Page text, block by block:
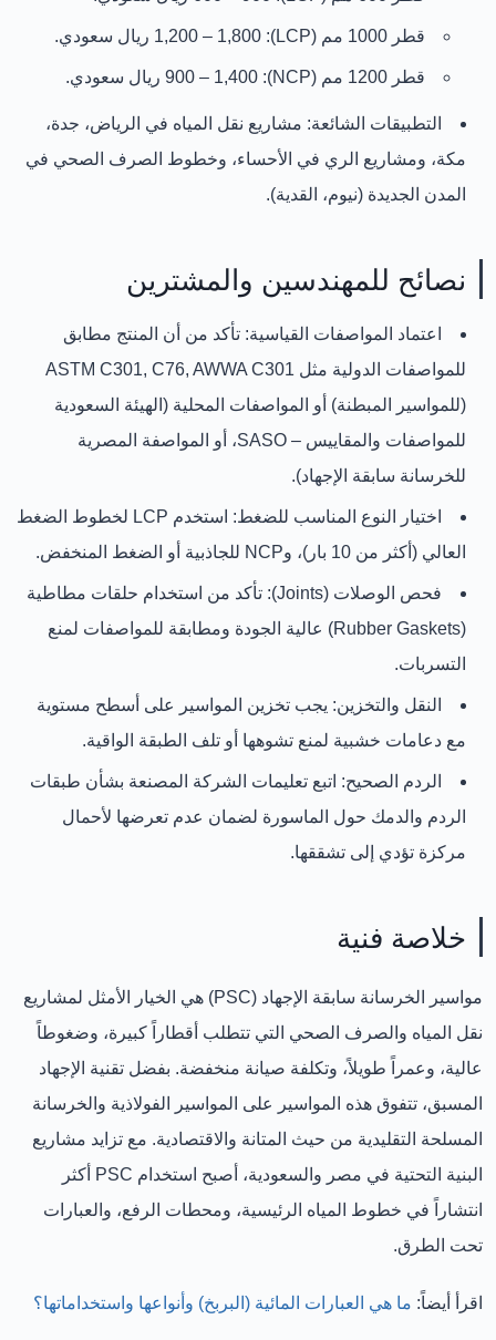
قطر 1000 مم (LCP): 1,200 – 1,800 ريال سعودي .
قطر 1200 مم (NCP): 900 – 1,400 ريال سعودي .
التطبيقات الشائعة: مشاريع نقل المياه في الرياض، جدة،
مكة، ومشاريع الري في الأحساء، وخطوط الصرف الصحي في
المدن الجديدة (نيوم، القدية).
نصائح للمهندسين والمشترين
اعتماد المواصفات القياسية: تأكد من أن المنتج مطابق
للمواصفات الدولية مثل ASTM C301, C76, AWWA C301
(للمواسير المبطنة) أو المواصفات المحلية (الهيئة السعودية
للمواصفات والمقاييس – SASO، أو المواصفة المصرية
للخرسانة سابقة الإجهاد).
اختيار النوع المناسب للضغط: استخدم LCP لخطوط الضغط
العالي (أكثر من 10 بار)، و
NCP للجاذبية أو الضغط المنخفض.
فحص الوصلات (Joints):
تأكد من استخدام حلقات مطاطية
(Rubber Gaskets) عالية الجودة ومطابقة للمواصفات لمنع
التسربات.
النقل والتخزين: يجب تخزين المواسير على أسطح مستوية
مع دعامات خشبية لمنع تشوهها أو تلف الطبقة الواقية.
الردم الصحيح: اتبع تعليمات الشركة المصنعة بشأن طبقات
الردم والدمك حول الماسورة لضمان عدم تعرضها لأحمال
مركزة تؤدي إلى تشققها.
خلاصة فنية
مواسير الخرسانة سابقة الإجهاد (PSC)
هي الخيار الأمثل لمشاريع
نقل المياه والصرف الصحي التي تتطلب أقطاراً كبيرة، وضغوطاً
عالية، وعمراً طويلاً، وتكلفة صيانة منخفضة. بفضل تقنية الإجهاد
المسبق، تتفوق هذه المواسير على المواسير الفولاذية والخرسانة
المسلحة التقليدية من حيث المتانة والاقتصادية. مع تزايد مشاريع
البنية التحتية في مصر والسعودية، أصبح استخدام PSC أكثر
انتشاراً في خطوط المياه الرئيسية، ومحطات الرفع، والعبارات
تحت الطرق.
اقرأ أيضاً: ما هي العبارات المائية (البربخ) وأنواعها واستخداماتها؟